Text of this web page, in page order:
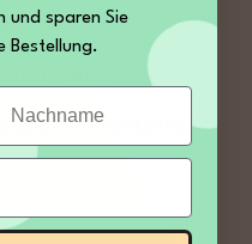
modulo di contatto
und sparen Sie
Bestellung.